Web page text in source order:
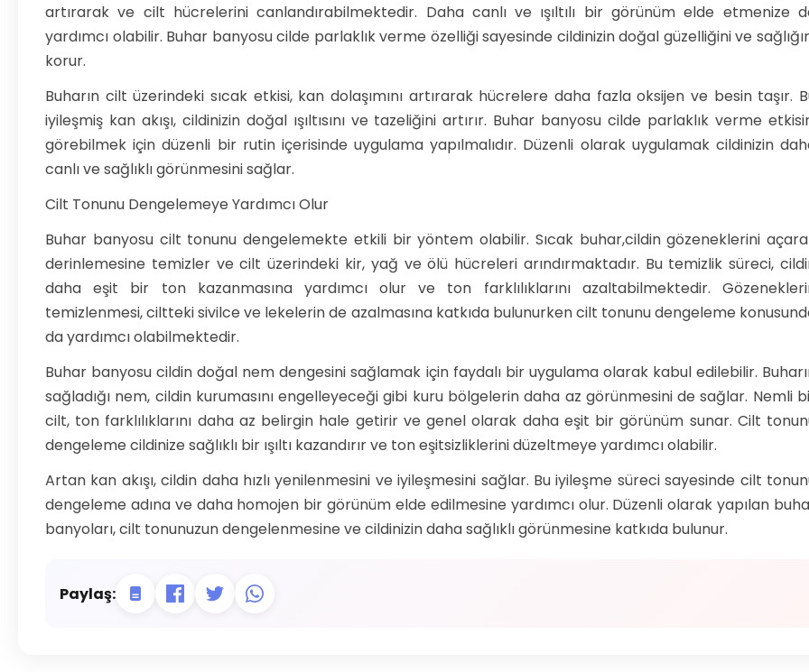
artırarak ve cilt hücrelerini canlandırabilmektedir. Daha canlı ve ışıltılı bir görünüm elde etmenize
yardımcı olabilir. Buhar banyosu cilde parlaklık verme özelliği sayesinde cildinizin doğal güzelliğini ve
korur.
Buharın cilt üzerindeki sıcak etkisi, kan dolaşımını artırarak hücrelere daha fazla oksijen ve besin taşır.
iyileşmiş kan akışı, cildinizin doğal ışıltısını ve tazeliğini artırır. Buhar banyosu cilde parlaklık verme
görebilmek için düzenli bir rutin içerisinde uygulama yapılmalıdır. Düzenli olarak uygulamak cildinizin
canlı ve sağlıklı görünmesini sağlar.
Cilt Tonunu Dengelemeye Yardımcı Olur
Buhar banyosu cilt tonunu dengelemekte etkili bir yöntem olabilir. Sıcak buhar,cildin gözeneklerini
derinlemesine temizler ve cilt üzerindeki kir, yağ ve ölü hücreleri arındırmaktadır. Bu temizlik süreci,
daha eşit bir ton kazanmasına yardımcı olur ve ton farklılıklarını azaltabilmektedir.
temizlenmesi, ciltteki sivilce ve lekelerin de azalmasına katkıda bulunurken cilt tonunu dengeleme
da yardımcı olabilmektedir.
Buhar banyosu cildin doğal nem dengesini sağlamak için faydalı bir uygulama olarak kabul edilebilir.
sağladığı nem, cildin kurumasını engelleyeceği gibi kuru bölgelerin daha az görünmesini de sağlar. Nemli
cilt, ton farklılıklarını daha az belirgin hale getirir ve genel olarak daha eşit bir görünüm sunar. Cilt
dengeleme cildinize sağlıklı bir ışıltı kazandırır ve ton eşitsizliklerini düzeltmeye yardımcı olabilir.
Artan kan akışı, cildin daha hızlı yenilenmesini ve iyileşmesini sağlar. Bu iyileşme süreci sayesinde cilt
dengeleme adına ve daha homojen bir görünüm elde edilmesine yardımcı olur. Düzenli olarak yapılan
banyoları, cilt tonunuzun dengelenmesine ve cildinizin daha sağlıklı görünmesine katkıda bulunur.
Paylaş: